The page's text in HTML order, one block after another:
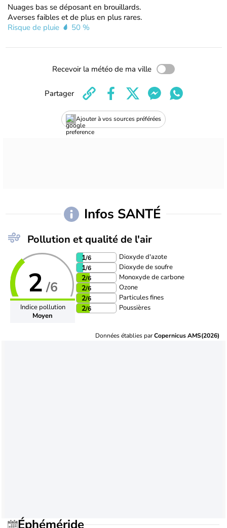
Nuages bas se déposant en brouillards.
Averses faibles et de plus en plus rares.
Risque de pluie
50 %
Recevoir la météo de ma ville
Ajouter à vos sources préférées
Partager
Infos SANTÉ
Pollution et qualité de l'air
2 /6
Indice pollution
Moyen
1/6 Dioxyde d'azote
1/6 Dioxyde de soufre
2/6 Monoxyde de carbone
2/6 Ozone
2/6 Particules fines
2/6 Poussières
Données établies parCopernicus AMS(2026)
Éphéméride